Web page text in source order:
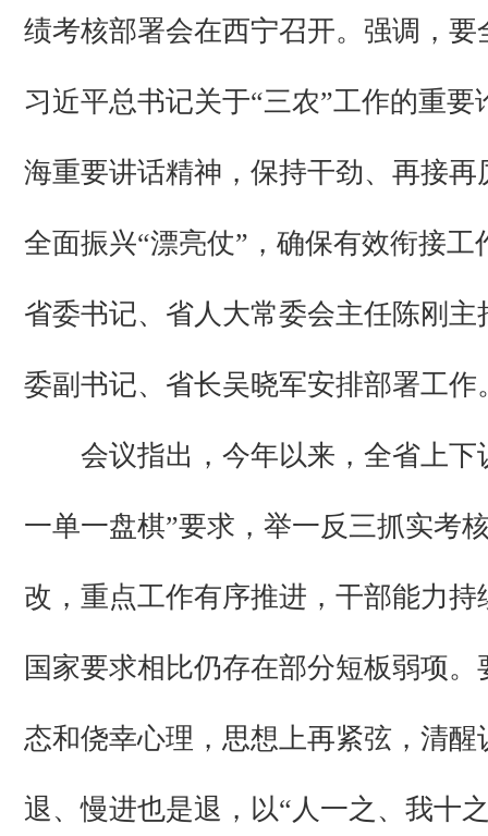
绩考核部署会在西宁召开。强调，要
习近平总书记关于“三农”工作的重要
海重要讲话精神，保持干劲、再接再
全面振兴“漂亮仗”，确保有效衔接工
省委书记、省人大常委会主任陈刚主
委副书记、省长吴晓军安排部署工作
会议指出，今年以来，全省上下
一单一盘棋”要求，举一反三抓实考
改，重点工作有序推进，干部能力持
国家要求相比仍存在部分短板弱项
态和侥幸心理，思想上再紧弦，清醒
退、慢进也是退，以“人一之、我十